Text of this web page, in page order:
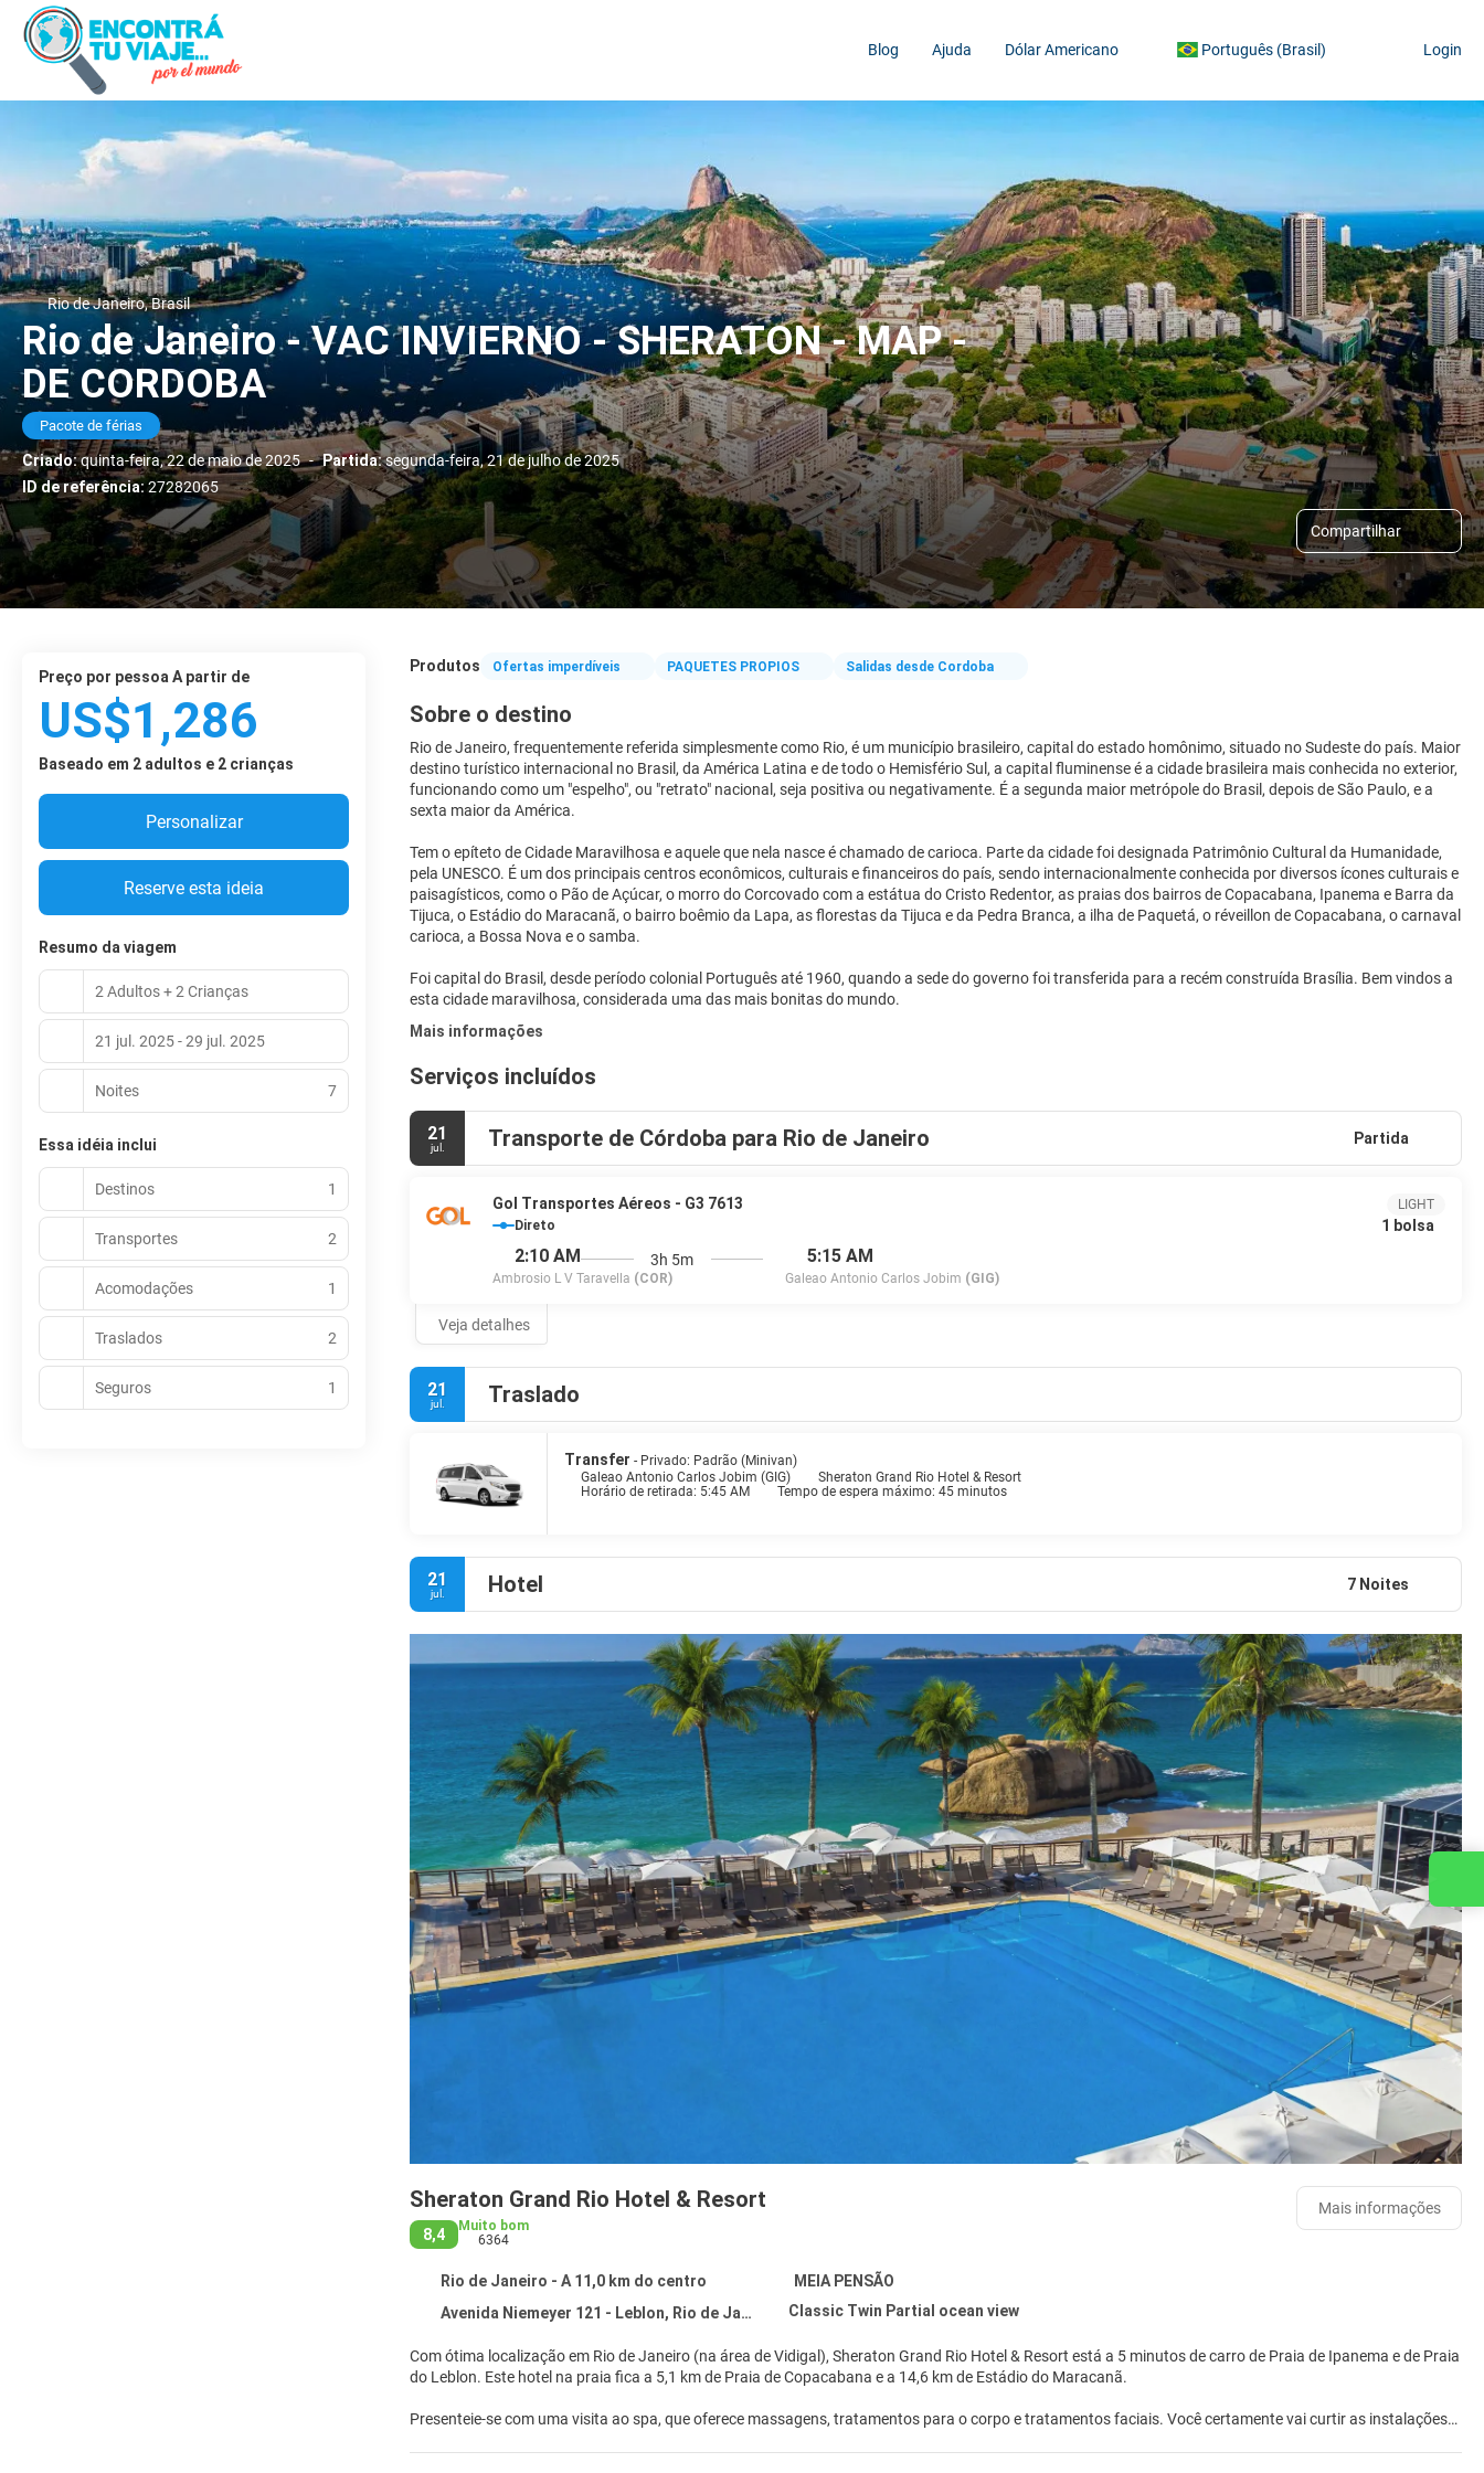
Blog Ajuda Dólar Americano Português (Brasil) Login
Rio de Janeiro, Brasil
Rio de Janeiro - VAC INVIERNO - SHERATON - MAP -
DE CORDOBA
Pacote de férias
Criado:quinta-feira, 22 de maio de 2025 - Partida:segunda-feira, 21 de julho de 2025
ID de referência:27282065
Compartilhar
Produtos Ofertas imperdíveis PAQUETES PROPIOS Salidas desde Cordoba
Sobre o destino
Rio de Janeiro, frequentemente referida simplesmente como Rio, é um município brasileiro, capital do estado homônimo, situado no Sudeste do país. Maior
destino turístico internacional no Brasil, da América Latina e de todo o Hemisfério Sul, a capital fluminense é a cidade brasileira mais conhecida no exterior,
funcionando como um "espelho", ou "retrato" nacional, seja positiva ou negativamente. É a segunda maior metrópole do Brasil, depois de São Paulo, e a
sexta maior da América.
Tem o epíteto de Cidade Maravilhosa e aquele que nela nasce é chamado de carioca. Parte da cidade foi designada Patrimônio Cultural da Humanidade,
pela UNESCO. É um dos principais centros econômicos, culturais e financeiros do país, sendo internacionalmente conhecida por diversos ícones culturais e
paisagísticos, como o Pão de Açúcar, o morro do Corcovado com a estátua do Cristo Redentor, as praias dos bairros de Copacabana, Ipanema e Barra da
Tijuca, o Estádio do Maracanã, o bairro boêmio da Lapa, as florestas da Tijuca e da Pedra Branca, a ilha de Paquetá, o réveillon de Copacabana, o carnaval
carioca, a Bossa Nova e o samba.
Foi capital do Brasil, desde período colonial Português até 1960, quando a sede do governo foi transferida para a recém construída Brasília. Bem vindos a
esta cidade maravilhosa, considerada uma das mais bonitas do mundo.
Mais informações
Serviços incluídos
21
jul. Transporte de Córdoba para Rio de Janeiro Partida
Gol Transportes Aéreos - G3 7613
Direto
2:10 AM
Ambrosio L V Taravella (COR)
3h 5m 5:15 AM
Galeao Antonio Carlos Jobim (GIG)
LIGHT
1 bolsa
Veja detalhes
21
jul. Traslado
Transfer - Privado: Padrão (Minivan)
Galeao Antonio Carlos Jobim (GIG)
Sheraton Grand Rio Hotel & Resort
Horário de retirada: 5:45 AM
Tempo de espera máximo: 45 minutos
21
jul. Hotel 7 Noites
Sheraton Grand Rio Hotel & Resort
8,4
Muito bom
6364
Rio de Janeiro - A 11,0 km do centro
MEIA PENSÃO
Avenida Niemeyer 121 - Leblon, Rio de Janeiro 22450-220
Classic Twin Partial ocean view
Com ótima localização em Rio de Janeiro (na área de Vidigal), Sheraton Grand Rio Hotel & Resort está a 5 minutos de carro de Praia de Ipanema e de Praia
do Leblon. Este hotel na praia fica a 5,1 km de Praia de Copacabana e a 14,6 km de Estádio do Maracanã.
Presenteie-se com uma visita ao spa, que oferece massagens, tratamentos para o corpo e tratamentos faciais. Você certamente vai curtir as instalações
Mais informações
preço por pessoa A partir de
US$1,286
Baseado em 2 adultos e 2 crianças
Personalizar
Reserve esta ideia
Resumo da viagem
2 Adultos + 2 Crianças
21 jul. 2025 - 29 jul. 2025
Noites 7
Essa idéia inclui
Destinos 1
Transportes 2
Acomodações 1
Traslados 2
Seguros 1
Entre em contato conosco